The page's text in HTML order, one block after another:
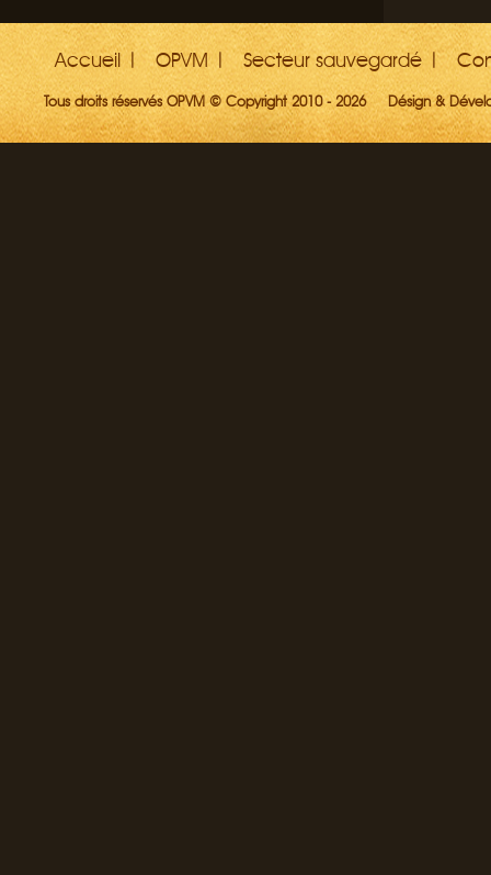
Accueil OPVM Secteur sauvegardé
Tous droits réservés OPVM © Copyright 2010 - 2026 Désign &